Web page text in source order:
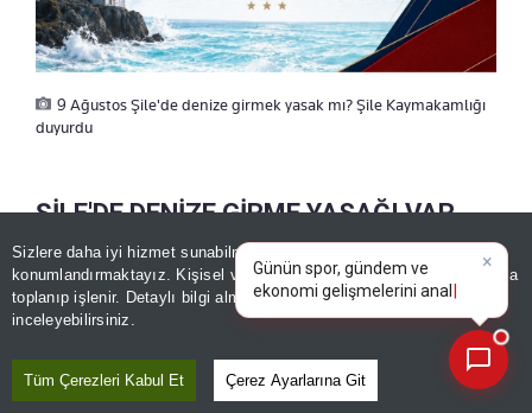
Sizlere daha iyi hizmet sunabilmek adına sitemizde
konumlandırmaktayız. Kişisel verileriniz, KVKK ve GDPR kapsamında
toplanıp işlenir. Detaylı bilgi almak içinAydınlatma Metnimizi
inceleyebilirsiniz.
Tüm Çerezleri Kabul Et Çerez Ayarlarına Git
9 Ağustos Şile'de denize girmek yasak mı? Şile Kaymakamlığı
duyurdu
ŞİLE'DE DENİZE GİRME YASAĞI VAR
MI?
Şile Kaymakamlığının son açıklamasıyla birlikte 9
plajlarda denize giriş yasağı uygulanacak. Yeni
×
Günün spor, gündem ve
ekonomi gelişmelerini analiz
edin!